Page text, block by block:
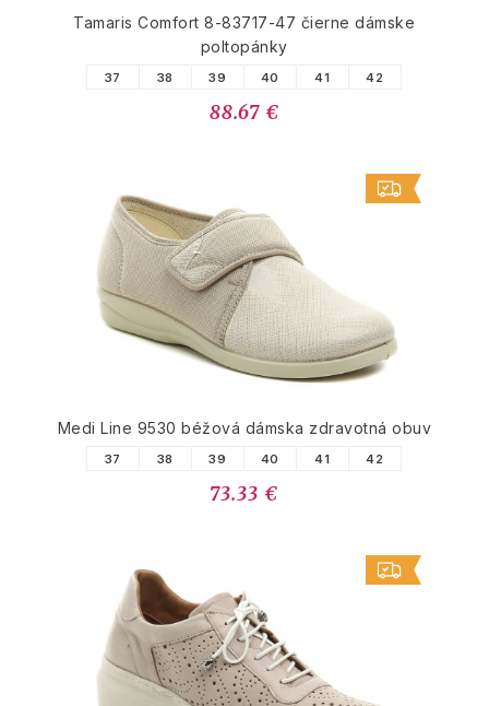
Tamaris Comfort 8-83717-47 čierne dámske
poltopánky
37 38 39 40 41 42
88.67 €
Medi Line 9530 béžová dámska zdravotná obuv
37 38 39 40 41 42
73.33 €